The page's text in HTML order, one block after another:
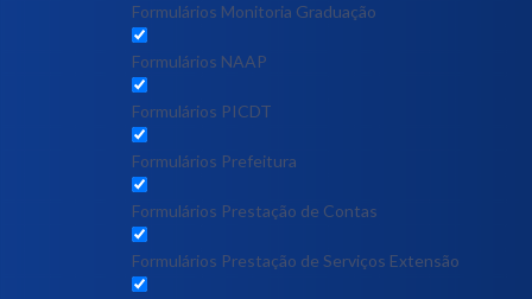
Formulários Monitoria Graduação
Formulários NAAP
Formulários PICDT
Formulários Prefeitura
Formulários Prestação de Contas
Formulários Prestação de Serviços Extensão